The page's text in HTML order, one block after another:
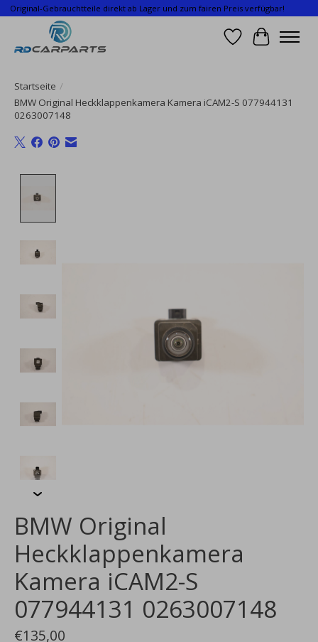
Original-Gebrauchtteile direkt ab Lager und zum fairen Preis verfügbar!
Wunschzettel
Ihr
Startseite /
BMW Original Heckklappenkamera Kamera iCAM2-S 077944131
0263007148
BMW Original
Heckklappenkamera
Kamera iCAM2-S
077944131 0263007148
€135,00